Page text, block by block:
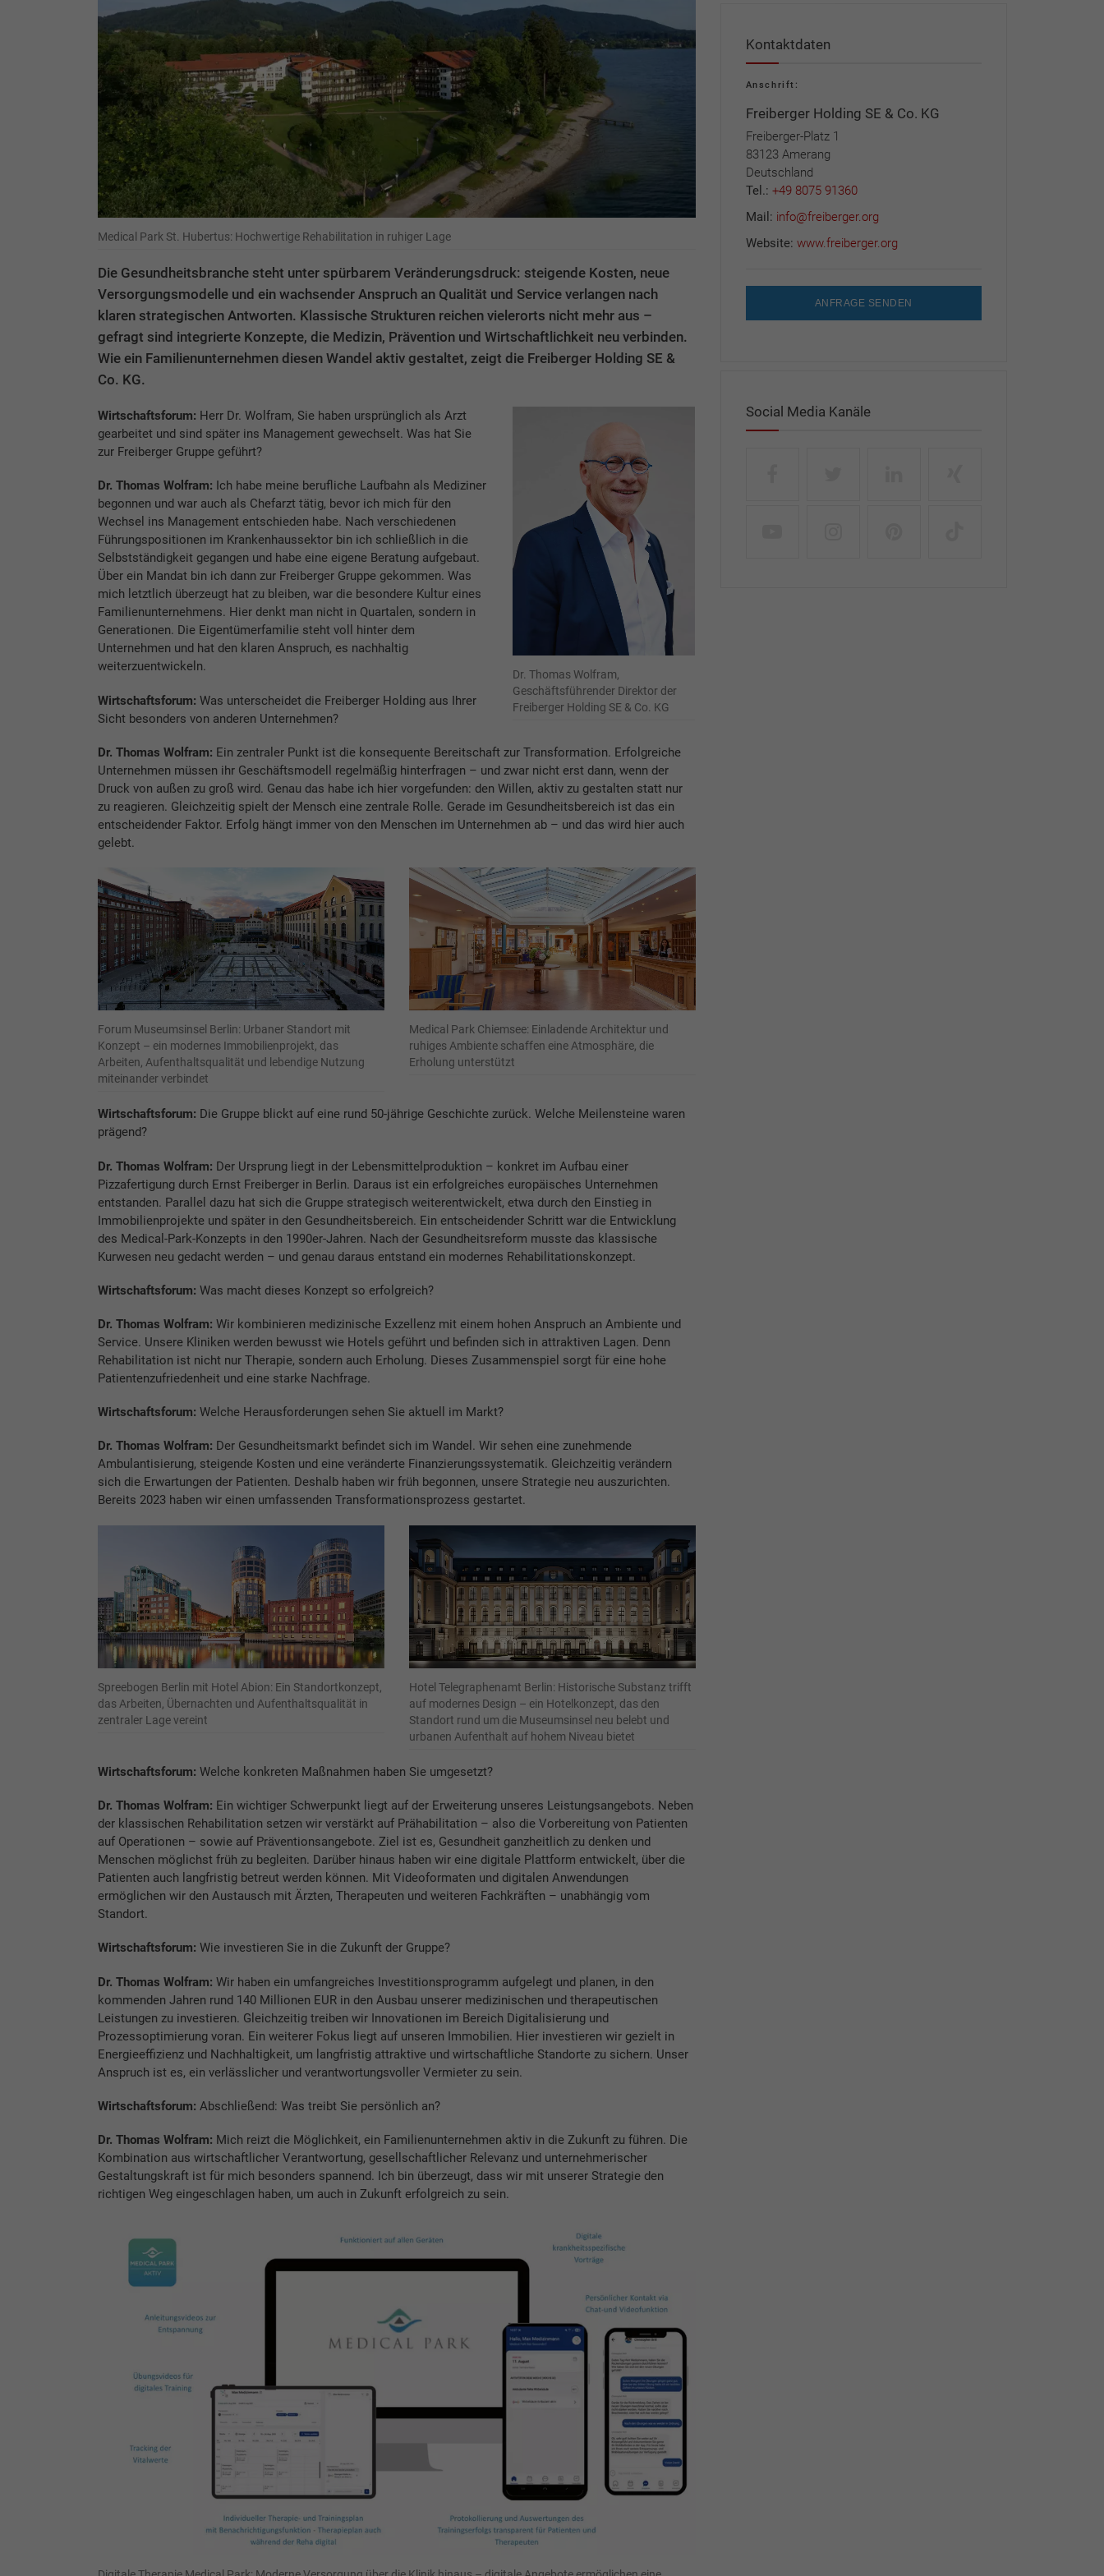
Medical Park St. Hubertus: Hochwertige Rehabilitation in ruhiger Lage
Die Gesundheitsbranche steht unter spürbarem Veränderungsdruck: steigende Kosten, neue
Versorgungsmodelle und ein wachsender Anspruch an Qualität und Service verlangen nach
klaren strategischen Antworten. Klassische Strukturen reichen vielerorts nicht mehr aus –
gefragt sind integrierte Konzepte, die Medizin, Prävention und Wirtschaftlichkeit neu verbinden.
Wie ein Familienunternehmen diesen Wandel aktiv gestaltet, zeigt die Freiberger Holding SE &
Co. KG.
Wirtschaftsforum: Herr Dr. Wolfram, Sie haben ursprünglich als Arzt
gearbeitet und sind später ins Management gewechselt. Was hat Sie
zur Freiberger Gruppe geführt?
Dr. Thomas Wolfram: Ich habe meine berufliche Laufbahn als Mediziner
begonnen und war auch als Chefarzt tätig, bevor ich mich für den
Wechsel ins Management entschieden habe. Nach verschiedenen
Führungspositionen im Krankenhaussektor bin ich schließlich in die
Selbstständigkeit gegangen und habe eine eigene Beratung aufgebaut.
Über ein Mandat bin ich dann zur Freiberger Gruppe gekommen. Was
mich letztlich überzeugt hat zu bleiben, war die besondere Kultur eines
Familienunternehmens. Hier denkt man nicht in Quartalen, sondern in
Generationen. Die Eigentümerfamilie steht voll hinter dem
Unternehmen und hat den klaren Anspruch, es nachhaltig
weiterzuentwickeln.
Wirtschaftsforum: Was unterscheidet die Freiberger Holding aus Ihrer
Sicht besonders von anderen Unternehmen?
Dr. Thomas Wolfram,
Geschäftsführender Direktor der
Freiberger Holding SE & Co. KG
Dr. Thomas Wolfram: Ein zentraler Punkt ist die konsequente Bereitschaft zur Transformation. Erfolgreiche
Unternehmen müssen ihr Geschäftsmodell regelmäßig hinterfragen – und zwar nicht erst dann, wenn der
Druck von außen zu groß wird. Genau das habe ich hier vorgefunden: den Willen, aktiv zu gestalten statt nur
zu reagieren. Gleichzeitig spielt der Mensch eine zentrale Rolle. Gerade im Gesundheitsbereich ist das ein
entscheidender Faktor. Erfolg hängt immer von den Menschen im Unternehmen ab – und das wird hier auch
gelebt.
Forum Museumsinsel Berlin: Urbaner Standort mit
Konzept – ein modernes Immobilienprojekt, das
Arbeiten, Aufenthaltsqualität und lebendige Nutzung
miteinander verbindet
Medical Park Chiemsee: Einladende Architektur und
ruhiges Ambiente schaffen eine Atmosphäre, die
Erholung unterstützt
Wirtschaftsforum: Die Gruppe blickt auf eine rund 50-jährige Geschichte zurück. Welche Meilensteine waren
prägend?
Dr. Thomas Wolfram: Der Ursprung liegt in der Lebensmittelproduktion – konkret im Aufbau einer
Pizzafertigung durch Ernst Freiberger in Berlin. Daraus ist ein erfolgreiches europäisches Unternehmen
entstanden. Parallel dazu hat sich die Gruppe strategisch weiterentwickelt, etwa durch den Einstieg in
Immobilienprojekte und später in den Gesundheitsbereich. Ein entscheidender Schritt war die Entwicklung
des Medical-Park-Konzepts in den 1990er-Jahren. Nach der Gesundheitsreform musste das klassische
Kurwesen neu gedacht werden – und genau daraus entstand ein modernes Rehabilitationskonzept.
Wirtschaftsforum: Was macht dieses Konzept so erfolgreich?
Dr. Thomas Wolfram: Wir kombinieren medizinische Exzellenz mit einem hohen Anspruch an Ambiente und
Service. Unsere Kliniken werden bewusst wie Hotels geführt und befinden sich in attraktiven Lagen. Denn
Rehabilitation ist nicht nur Therapie, sondern auch Erholung. Dieses Zusammenspiel sorgt für eine hohe
Patientenzufriedenheit und eine starke Nachfrage.
Wirtschaftsforum: Welche He­rausforderungen sehen Sie aktuell im Markt?
Dr. Thomas Wolfram: Der Gesundheitsmarkt befindet sich im Wandel. Wir sehen eine zunehmende
Ambulantisierung, steigende Kosten und eine veränderte Finanzierungssystematik. Gleichzeitig verändern
sich die Erwartungen der Patienten. Deshalb haben wir früh begonnen, unsere Strategie neu auszurichten.
Bereits 2023 haben wir einen umfassenden Transformationsprozess gestartet.
Spreebogen Berlin mit Hotel Abion: Ein Standortkonzept,
das Arbeiten, Übernachten und Aufenthaltsqualität in
zentraler Lage vereint
Hotel Telegraphenamt Berlin: Historische Substanz trifft
auf modernes Design – ein Hotelkonzept, das den
Standort rund um die Museumsinsel neu belebt und
urbanen Aufenthalt auf hohem Niveau bietet
Wirtschaftsforum: Welche konkreten Maßnahmen haben Sie umgesetzt?
Dr. Thomas Wolfram: Ein wichtiger Schwerpunkt liegt auf der Erweiterung unseres Leistungsangebots. Neben
der klassischen Rehabilitation setzen wir verstärkt auf Prähabilitation – also die Vorbereitung von Patienten
auf Operationen – sowie auf Präventionsangebote. Ziel ist es, Gesundheit ganzheitlich zu denken und
Menschen möglichst früh zu begleiten. Darüber hinaus haben wir eine digitale Plattform entwickelt, über die
Patienten auch langfristig betreut werden können. Mit Videoformaten und digitalen Anwendungen
ermöglichen wir den Austausch mit Ärzten, Therapeuten und weiteren Fachkräften – unabhängig vom
Standort.
Wirtschaftsforum: Wie investieren Sie in die Zukunft der Gruppe?
Dr. Thomas Wolfram: Wir haben ein umfangreiches Investitionsprogramm aufgelegt und planen, in den
kommenden Jahren rund 140 Millionen EUR in den Ausbau unserer medizinischen und therapeutischen
Leistungen zu investieren. Gleichzeitig treiben wir Innovationen im Bereich Digitalisierung und
Prozessoptimierung voran. Ein weiterer Fokus liegt auf unseren Immobilien. Hier investieren wir gezielt in
Energieeffizienz und Nachhaltigkeit, um langfristig attraktive und wirtschaftliche Standorte zu sichern. Unser
Anspruch ist es, ein verlässlicher und verantwortungsvoller Vermieter zu sein.
Wirtschaftsforum: Abschließend: Was treibt Sie persönlich an?
Dr. Thomas Wolfram: Mich reizt die Möglichkeit, ein Familienunternehmen aktiv in die Zukunft zu führen. Die
Kombination aus wirtschaftlicher Verantwortung, gesellschaftlicher Relevanz und unternehmerischer
Gestaltungskraft ist für mich besonders spannend. Ich bin überzeugt, dass wir mit unserer Strategie den
richtigen Weg eingeschlagen haben, um auch in Zukunft erfolgreich zu sein.
Kontaktdaten
Anschrift:
Freiberger Holding SE & Co. KG
Freiberger-Platz 1
83123 Amerang
Deutschland
Tel.: +49 8075 91360
Mail: info@freiberger.org
Website: www.freiberger.org
ANFRAGE SENDEN
Social Media Kanäle